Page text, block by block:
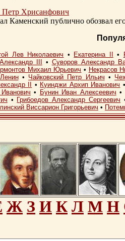
Петр Хрисанфович
Каменский публично обозвал
Лев Николаевич • Екатерина II •
Александр III • Суворов Александр
Михаил Юрьевич • Некрасов
Ленин• Чайковский Петр Ильич •
II • Куинджи Архип Иванович
• Бунин Иван Алексеевич •
• Грибоедов Александр Сергеевич
Виссарион Григорьевич •
Ж З И К Л М Н